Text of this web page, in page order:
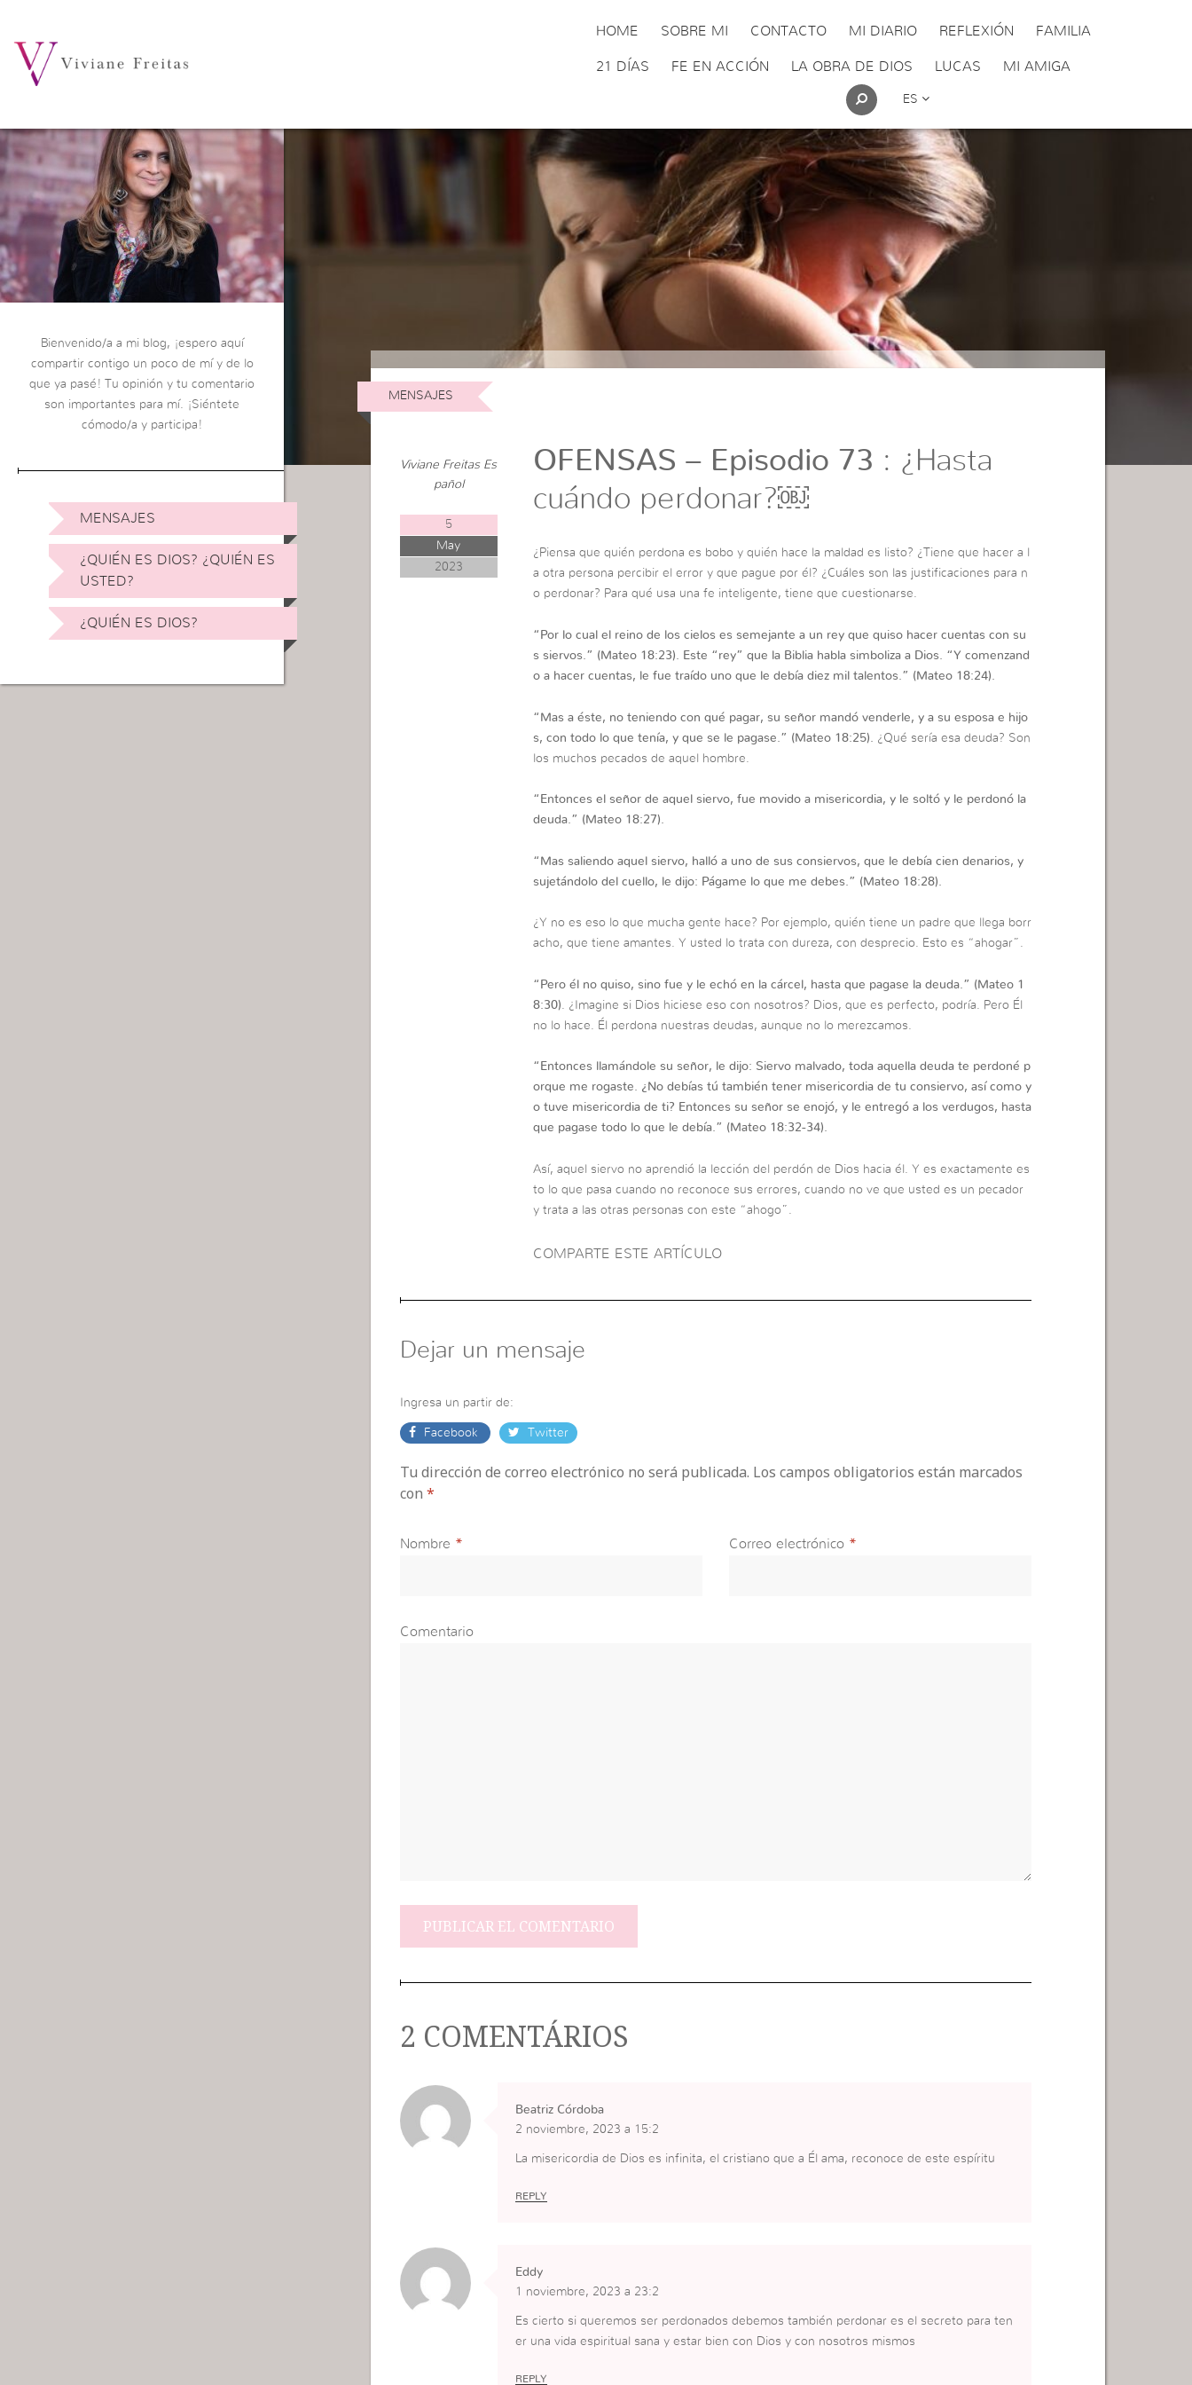
HOME SOBRE MI CONTACTO MI DIARIO REFLEXIÓN FAMILIA
21 DÍAS FE EN ACCIÓN LA OBRA DE DIOS LUCAS MI AMIGA
ES
Bienvenido/a a mi blog, ¡espero aquí
compartir contigo un poco de mí y de lo
que ya pasé! Tu opinión y tu comentario
son importantes para mí. ¡Siéntete
cómodo/a y participa!
MENSAJES
¿QUIÉN ES DIOS? ¿QUIÉN ES
USTED?
¿QUIÉN ES DIOS?
MENSAJES
Viviane Freitas Es
pañol
5
May
2023
OFENSAS – Episodio 73 : ¿Hasta
cuándo perdonar?￼
¿Piensa que quién perdona es bobo y quién hace la maldad es listo? ¿Tiene que hacer a l
a otra persona percibir el error y que pague por él? ¿Cuáles son las justificaciones para n
o perdonar? Para qué usa una fe inteligente, tiene que cuestionarse.
“ Por lo cual el reino de los cielos es semejante a un rey que quiso hacer cuentas con su
s siervos.” (Mateo 18:23). Este “rey” que la Biblia habla simboliza a Dios. “Y comenzand
o a hacer cuentas, le fue traído uno que le debía diez mil talentos.” (Mateo 18:24).
“ Mas a éste, no teniendo con qué pagar, su señor mandó venderle, y a su esposa e hijo
s, con todo lo que tenía, y que se le pagase.” (Mateo 18:25). ¿Qué sería esa deuda? Son
los muchos pecados de aquel hombre.
“ Entonces el señor de aquel siervo, fue movido a misericordia, y le soltó y le perdonó la
deuda.” (Mateo 18:27).
“ Mas saliendo aquel siervo, halló a uno de sus consiervos, que le debía cien denarios, y
sujetándolo del cuello, le dijo: Págame lo que me debes.” (Mateo 18:28).
¿Y no es eso lo que mucha gente hace? Por ejemplo, quién tiene un padre que llega borr
acho, que tiene amantes. Y usted lo trata con dureza, con desprecio. Esto es “ahogar”.
“ Pero él no quiso, sino fue y le echó en la cárcel, hasta que pagase la deuda.” (Mateo 1
8:30). ¿Imagine si Dios hiciese eso con nosotros? Dios, que es perfecto, podría. Pero Él
no lo hace. Él perdona nuestras deudas, aunque no lo merezcamos.
“ Entonces llamándole su señor, le dijo: Siervo malvado, toda aquella deuda te perdoné p
orque me rogaste. ¿No debías tú también tener misericordia de tu consiervo, así como y
o tuve misericordia de ti? Entonces su señor se enojó, y le entregó a los verdugos, hasta
que pagase todo lo que le debía.” (Mateo 18:32-34).
Así, aquel siervo no aprendió la lección del perdón de Dios hacia él. Y es exactamente es
to lo que pasa cuando no reconoce sus errores, cuando no ve que usted es un pecador
y trata a las otras personas con este “ahogo”.
COMPARTE ESTE ARTÍCULO
Dejar un mensaje
Ingresa un partir de:
Facebook Twitter
Tu dirección de correo electrónico no será publicada. Los campos obligatorios están marcados
con *
Nombre * Correo electrónico *
Comentario
2 COMENTÁRIOS
Beatriz Córdoba
2 noviembre, 2023 a 15:2
La misericordia de Dios es infinita, el cristiano que a Él ama, reconoce de este espíritu
REPLY
Eddy
1 noviembre, 2023 a 23:2
Es cierto si queremos ser perdonados debemos también perdonar es el secreto para ten
er una vida espiritual sana y estar bien con Dios y con nosotros mismos
REPLY